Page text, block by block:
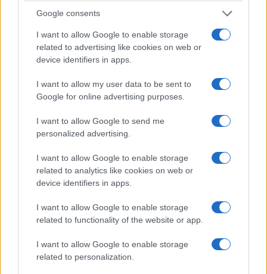
Google consents
I want to allow Google to enable storage
related to advertising like cookies on web or
device identifiers in apps.
I want to allow my user data to be sent to
Google for online advertising purposes.
I want to allow Google to send me
personalized advertising.
I want to allow Google to enable storage
related to analytics like cookies on web or
device identifiers in apps.
I want to allow Google to enable storage
related to functionality of the website or app.
I want to allow Google to enable storage
related to personalization.
Θερισμός στα παρχάρια του Πόντου: Όταν ο
17/07/2026 - 7:57μμ
Ο Σύλλογος Ποντίων Μακροχωρίου ανέδειξε τη